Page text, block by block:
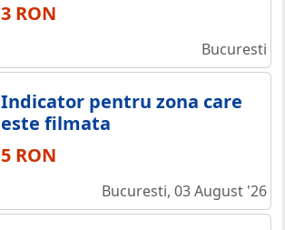
3 RON
Bucuresti
Indicator pentru zona care
este filmata
5 RON
Bucuresti, 03 August '26